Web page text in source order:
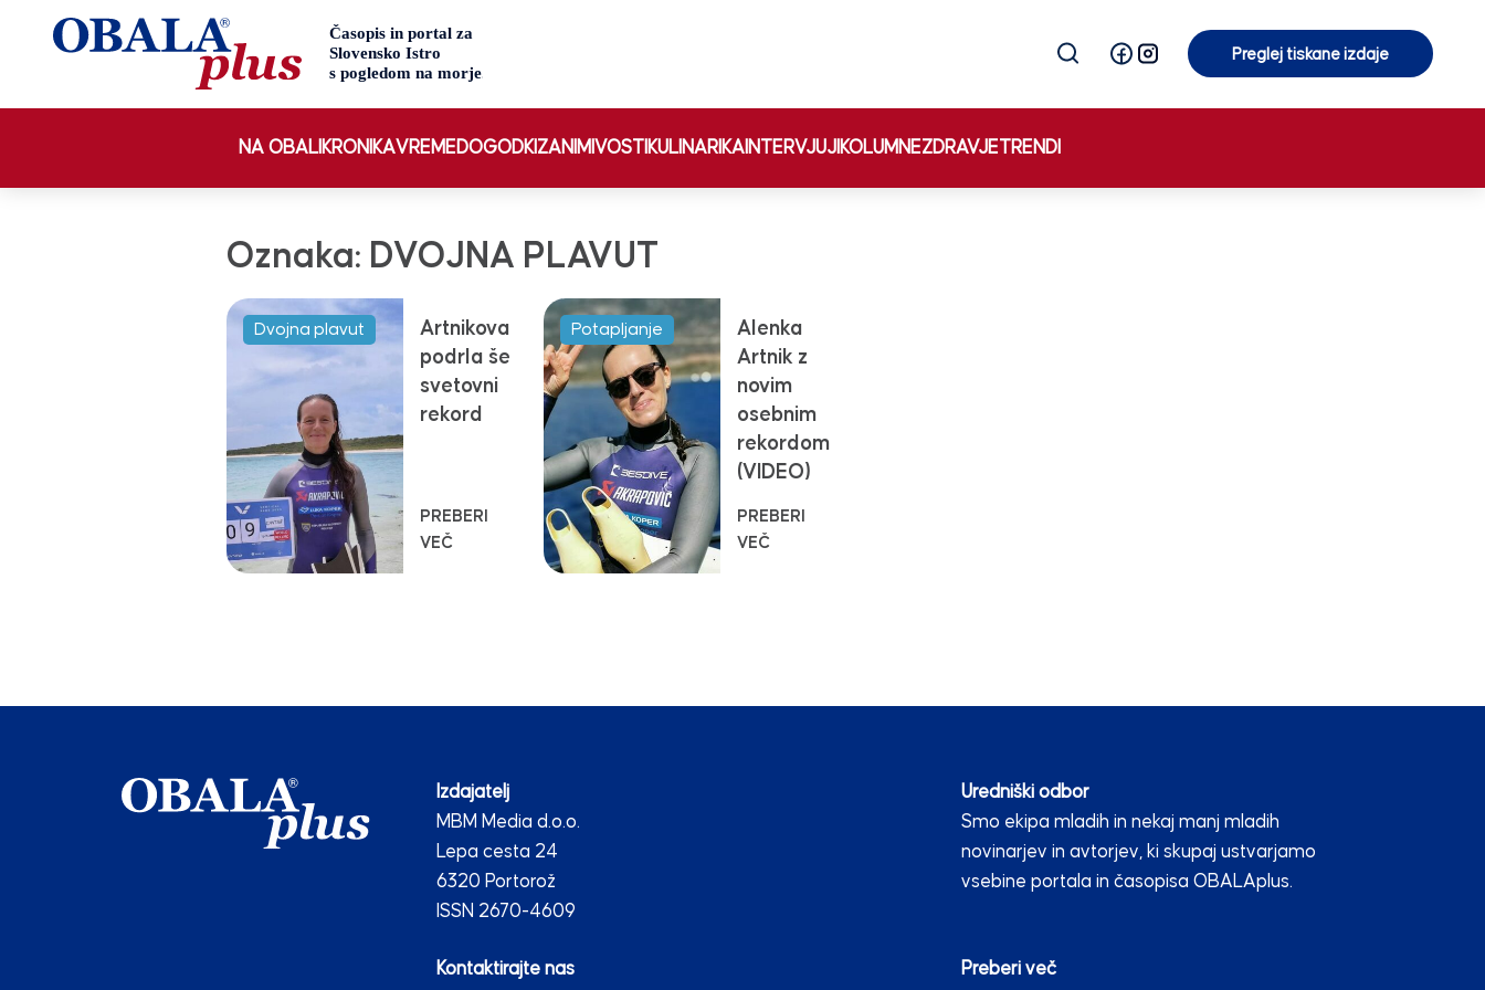
Preglej tiskane izdaje
NA OBALI KRONIKAVREMEDOGODKIZANIMIVOSTI KULINARIKA INTERVJUJI KOLUMNEZDRAVJETRENDI
Oznaka: DVOJNA PLAVUT
Dvojna plavut
Artnikova
podrla še
svetovni
rekord
PREBERI
VEČ
Potapljanje
Alenka
Artnik z
novim
osebnim
rekordom
(VIDEO)
PREBERI
VEČ
Izdajatelj
MBM Media d.o.o.
Lepa cesta 24
6320 Portorož
ISSN 2670-4609
Kontaktirajte nas
Uredniški odbor
Smo ekipa mladih in nekaj manj mladih
novinarjev in avtorjev, ki skupaj ustvarjamo
vsebine portala in časopisa OBALAplus.
Preberi več